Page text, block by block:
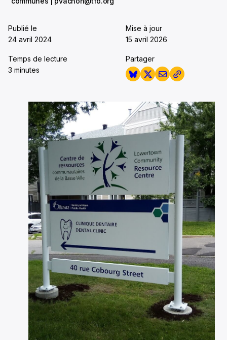
Publié le
24 avril 2024
Mise à jour
15 avril 2026
Temps de lecture
3 minutes
Partager